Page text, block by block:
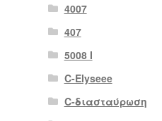
4007
407
5008 Ι
C-Elyseee
C-διασταύρωση